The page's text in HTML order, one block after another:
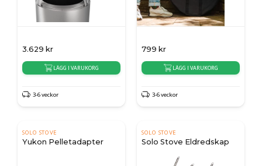
3.629 kr
LÄGG I VARUKORG
3-6 veckor
799 kr
LÄGG I VARUKORG
3-6 veckor
SOLO STOVE
Yukon Pelletadapter
SOLO STOVE
Solo Stove Eldredskap